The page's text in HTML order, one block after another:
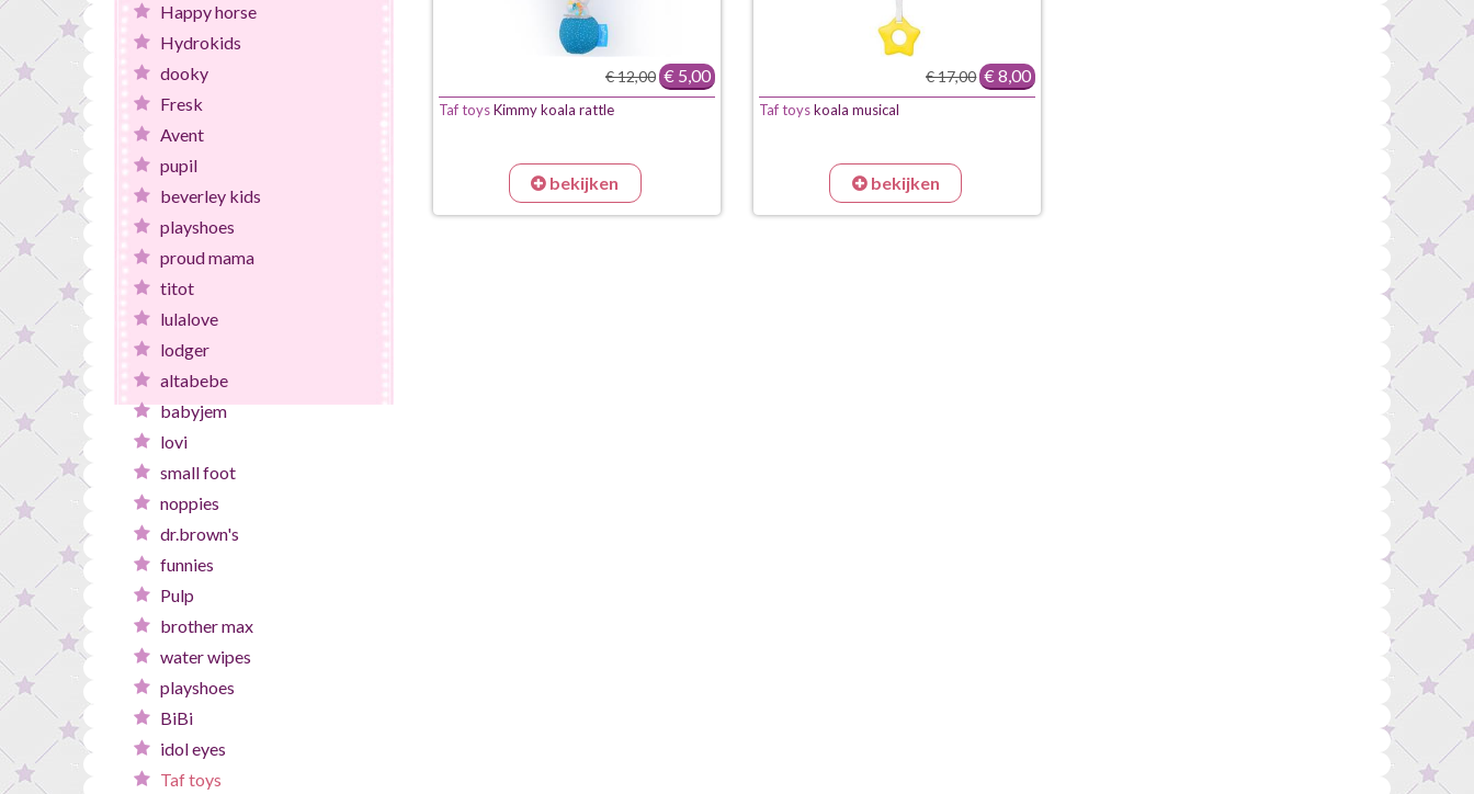
Happy horse
Hydrokids
dooky
Fresk
Avent
pupil
beverley kids
playshoes
proud mama
titot
lulalove
lodger
altabebe
babyjem
lovi
small foot
noppies
dr.brown's
funnies
Pulp
brother max
water wipes
playshoes
BiBi
idol eyes
Taf toys
€ 12,00 € 5,00
Taf toysKimmy koala rattle
bekijken
€ 17,00 € 8,00
Taf toyskoala musical
bekijken